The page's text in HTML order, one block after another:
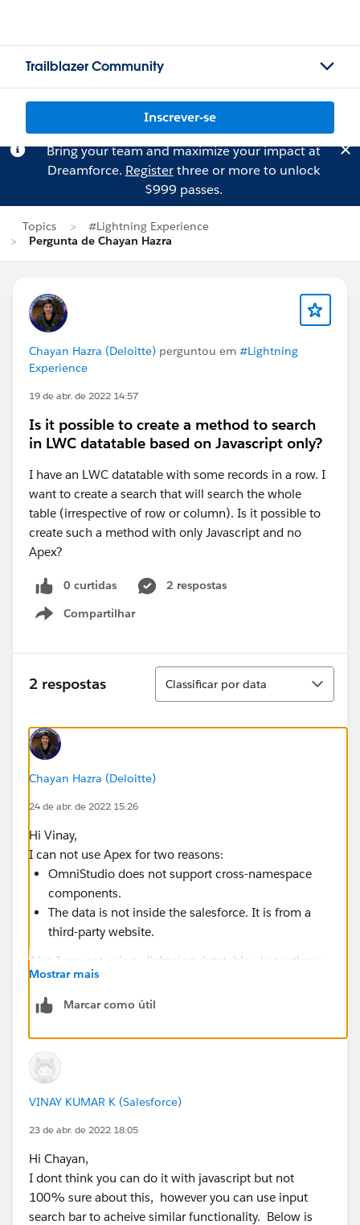
Trailblazer Community
Inscrever-se
Bring your team and maximize your impact at
Dreamforce. Registerthree or more to unlock
$999 passes.
Topics
#Lightning Experience
Pergunta de Chayan Hazra
Chayan Hazra (Deloitte) perguntou em #Lightning
Experience
19 de abr. de 2022 14:57
Is it possible to create a method to search
in LWC datatable based on Javascript only?
I have an LWC datatable with some records in a row. I
want to create a search that will search the whole
table (irrespective of row or column). Is it possible to
create such a method with only Javascript and no
Apex?
0 curtidas
2 respostas
Compartilhar
Show menu
2 respostas
Classificar
Classificar por data
Chayan Hazra (Deloitte)
24 de abr. de 2022 15:26
Hi Vinay,
I can not use Apex for two reasons:
OmniStudio does not support cross-namespace
components.
The data is not inside the salesforce. It is from a
third-party website.
Also I am not using <lightning-datatable> but rather a
simple <table></table>, since lightning-datatable is
not supported off-platform.
Thanks.
Mostrar mais
Marcar como útil
VINAY KUMAR K (Salesforce)
23 de abr. de 2022 18:05
Hi Chayan,
I dont think you can do it with javascript but not
100% sure about this, however you can use input
search bar to acheive similar functionality. Below is